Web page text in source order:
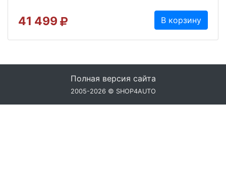
41 499 В корзину
Полная версия сайта
2005-2026 © SHOP4AUTO